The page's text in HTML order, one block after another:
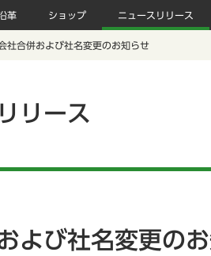
革 ショップ ニュースリリース
社合併および社名変更のお知らせ
リース
よび社名変更の